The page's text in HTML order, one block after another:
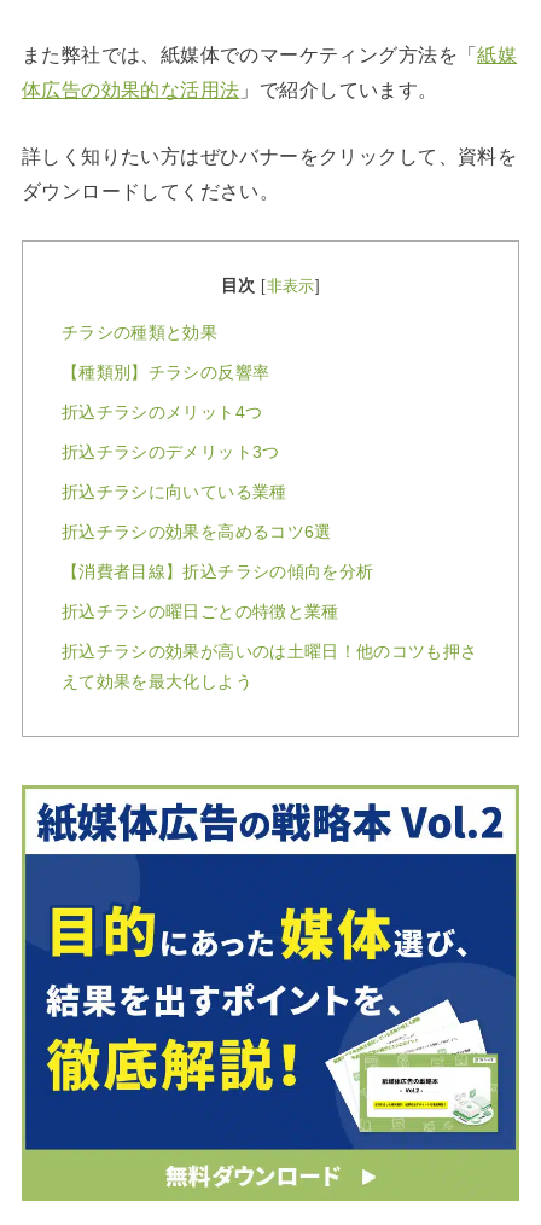
また弊社では、紙媒体でのマーケティング方法を「紙媒
体広告の効果的な活用法 」で紹介しています。
詳しく知りたい方はぜひバナーをクリックして、資料を
ダウンロードしてください。
目次 非表示
チラシの種類と効果
【種類別】チラシの反響率
折込チラシのメリット4つ
折込チラシのデメリット3つ
折込チラシに向いている業種
折込チラシの効果を高めるコツ6選
【消費者目線】折込チラシの傾向を分析
折込チラシの曜日ごとの特徴と業種
折込チラシの効果が高いのは土曜日！他のコツも押さ
えて効果を最大化しよう